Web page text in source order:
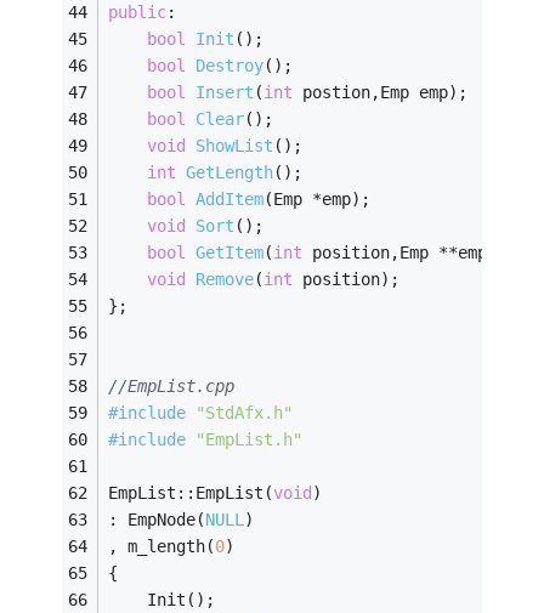
public:
bool
Init () ;
bool
Destroy() ;
bool
Insert (int postion,Emp emp) ;
bool
Clear() ;
void
ShowList () ;
int GetLength() ;
bool
AddItem(Emp *emp) ;
void
Sort () ;
bool
GetItem(int position,Emp **emp)
void
Remove(int position) ;
};
//EmpList.cpp
#include
"StdAfx.h"
#include "EmpList.h"
EmpList::EmpList(void)
: EmpNode(NULL )
, m_length(0)
{
	Init();